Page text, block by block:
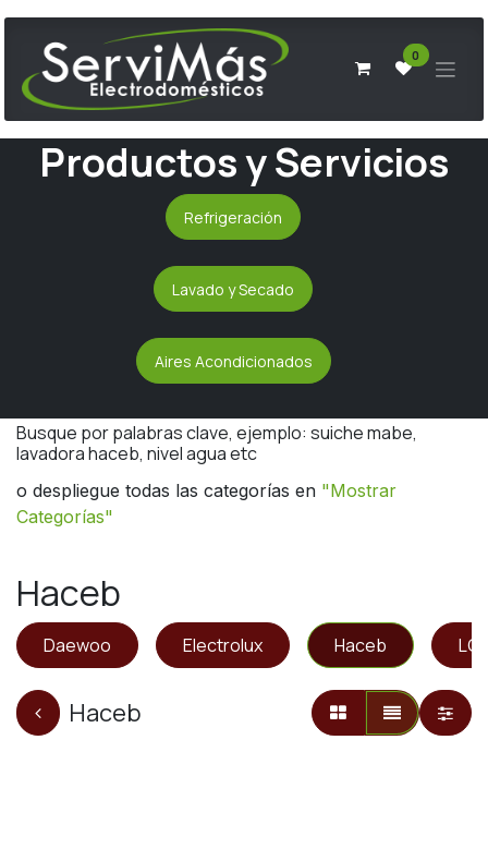
Ir al contenido
0
Productos y Servicios
Refrigeración
Lavado y Secado
Aires Acondicionados
Busque por palabras clave, ejemplo: suiche mabe,
lavadora haceb, nivel agua etc
o despliegue todas las categorías en "Mostrar
Categorías"
Haceb
Daewoo Electrolux Haceb LG
Haceb